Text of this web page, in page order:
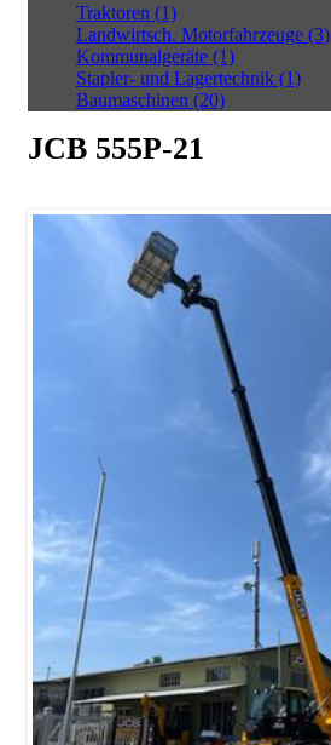
Traktoren (1)
Landwirtsch. Motorfahrzeuge (3)
Kommunalgeräte (1)
Stapler- und Lagertechnik (1)
Baumaschinen (20)
JCB 555P-21